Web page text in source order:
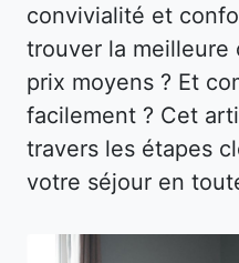
convivialité et
trouver la meilleure
prix moyens ? Et
facilement ? Cet
travers les étapes
votre séjour en